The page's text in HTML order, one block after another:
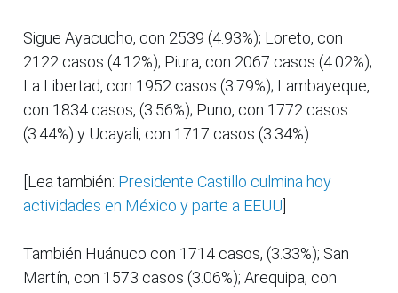
Sigue Ayacucho, con 2539 (4.93%); Loreto, con
2122 casos (4.12%); Piura, con 2067 casos (4.02%);
La Libertad, con 1952 casos (3.79%); Lambayeque,
con 1834 casos, (3.56%); Puno, con 1772 casos
(3.44%) y Ucayali, con 1717 casos (3.34%).
[Lea también: Presidente Castillo culmina hoy
actividades en México y parte a EEUU
También Huánuco con 1714 casos, (3.33%); San
Martín, con 1573 casos (3.06%); Arequipa, con